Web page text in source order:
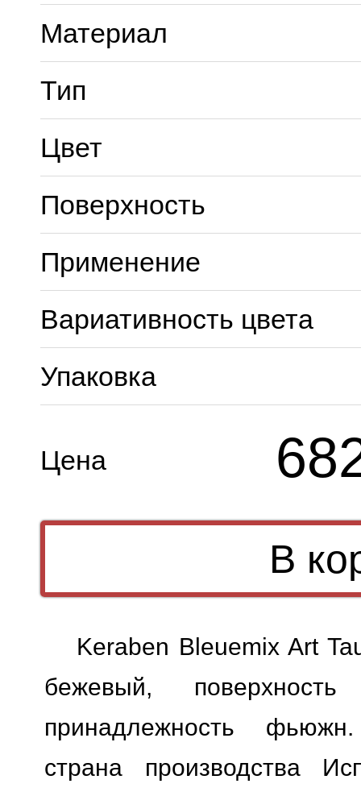
Материал
Тип
Цвет
Поверхность
Применение
Вариативность цвета
Упаковка
Цена
Keraben Bleuemix Art
бежевый,
принадлежность
страна производства